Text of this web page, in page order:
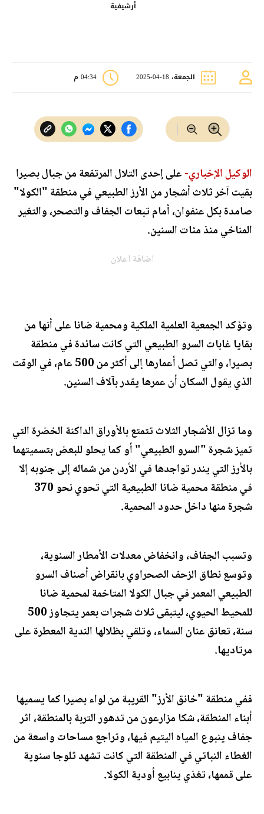
أرشيفية
الجمعة، 18-04-2025 04:34 م
الوكيل الإخباري-على إحدى التلال المرتفعة من جبال بصيرا
بقيت آخر ثلاث أشجار من الأرز الطبيعي في منطقة "الكولا"
صامدة بكل عنفوان، أمام تبعات الجفاف والتصحر، والتغير
المناخي منذ مئات السنين.
اضافة اعلان
وتؤكد الجمعية العلمية الملكية ومحمية ضانا على أنها من
بقايا غابات السرو الطبيعي التي كانت سائدة في منطقة
بصيرا، والتي تصل أعمارها إلى أكثر من 500 عام، في الوقت
الذي يقول السكان أن عمرها يقدر بآلاف السنين.
وما تزال الأشجار الثلاث تتمتع بالأوراق الداكنة الخضرة التي
تميز شجرة "السرو الطبيعي" أو كما يحلو للبعض بتسميتهما
بالأرز التي يندر تواجدها في الأردن من شماله إلى جنوبه إلا
في منطقة محمية ضانا الطبيعية التي تحوي نحو 370
شجرة منها داخل حدود المحمية.
وتسبب الجفاف، وانخفاض معدلات الأمطار السنوية،
وتوسع نطاق الزحف الصحراوي بانقراض أصناف السرو
الطبيعي المعمر في جبال الكولا المتاخمة لمحمية ضانا
للمحيط الحيوي، ليتبقى ثلاث شجرات بعمر يتجاوز 500
سنة، تعانق عنان السماء، وتلقي بظلالها الندية المعطرة على
مرتاديها.
ففي منطقة "خانق الأرز" القريبة من لواء بصيرا كما يسميها
أبناء المنطقة، شكا مزارعون من تدهور التربة بالمنطقة، اثر
جفاف ينبوع المياه اليتيم فيها، وتراجع مساحات واسعة من
الغطاء النباتي في المنطقة التي كانت تشهد ثلوجا سنوية
على قممها، تغذي ينابيع أودية الكولا.